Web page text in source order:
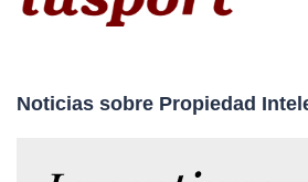
Noticias sobre Propiedad